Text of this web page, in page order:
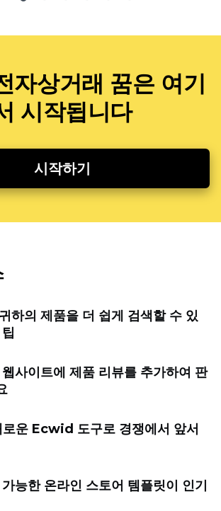
자상거래 꿈은 여기
시작됩니다
시작하기
하의 제품을 더 쉽게 검색할 수 있
사이트에 제품 리뷰를 추가하여 판
운 Ecwid 도구로 경쟁에서 앞서
능한 온라인 스토어 템플릿이 인기